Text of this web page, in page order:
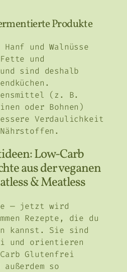
Produkte
und Walnüsse
und
sind deshalb
(z. B.
oder Bohnen)
Verdaulichkeit
Low-Carb
aus der veganen
& Meatless
— jetzt wird
Rezepte, die du
kannst. Sie sind
und orientieren
Glutenfrei
so